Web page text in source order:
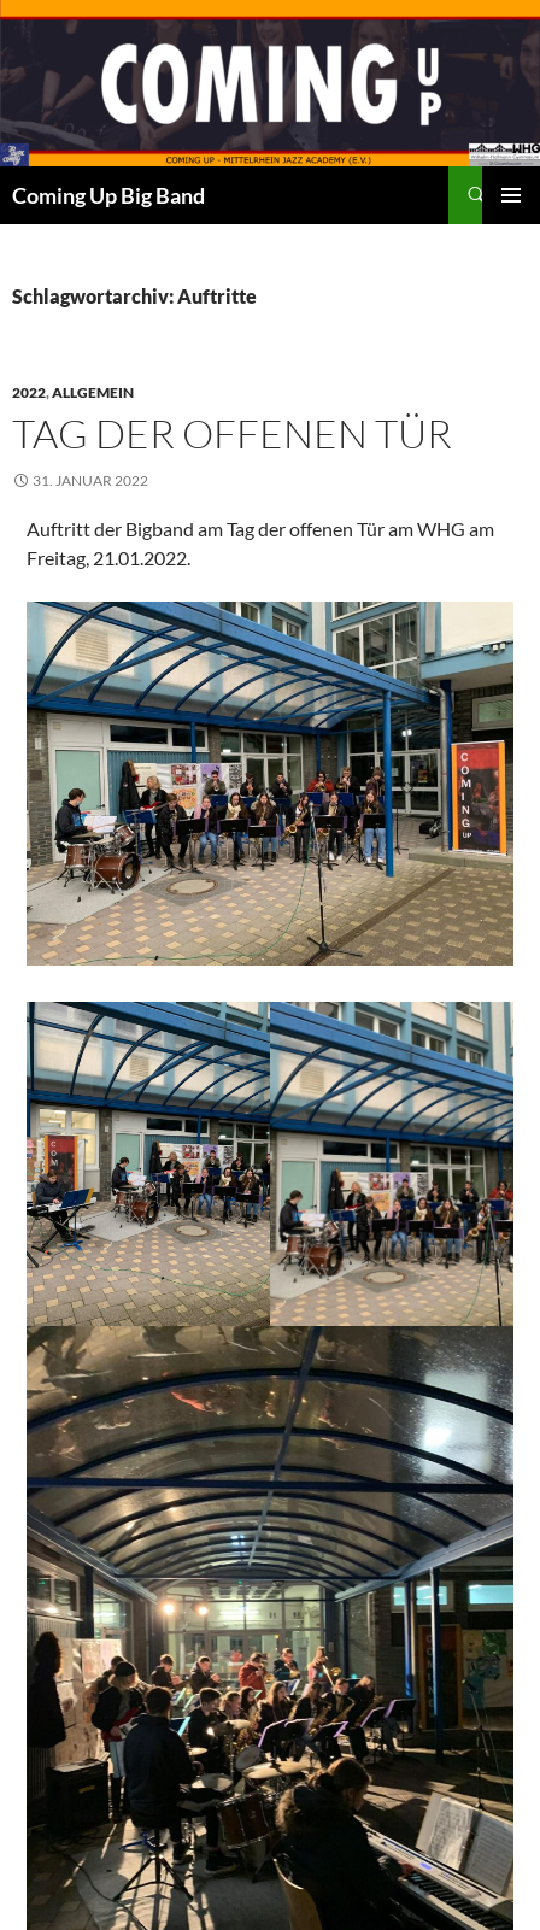
Zum
springen
Coming Up Big Band
Schlagwortarchiv: Auftritte
2022,ALLGEMEIN
TAG DER OFFENEN TÜR
31. JANUAR 2022
Auftritt der Bigband am Tag der offenen Tür am WHG am
Freitag, 21.01.2022.